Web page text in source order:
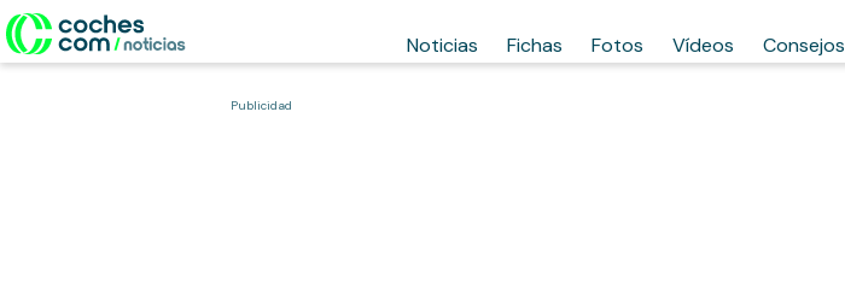
Noticias Fichas Fotos Vídeos Consejos
Publicidad